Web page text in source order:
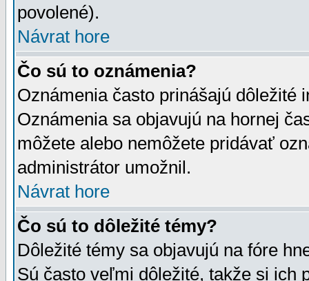
povolené).
Návrat hore
Čo sú to oznámenia?
Oznámenia často prinášajú dôležité
Oznámenia sa objavujú na hornej
môžete alebo nemôžete pridávať
administrátor umožnil.
Návrat hore
Čo sú to dôležité témy?
Dôležité témy sa objavujú na fóre
Sú často veľmi dôležité, takže si ich